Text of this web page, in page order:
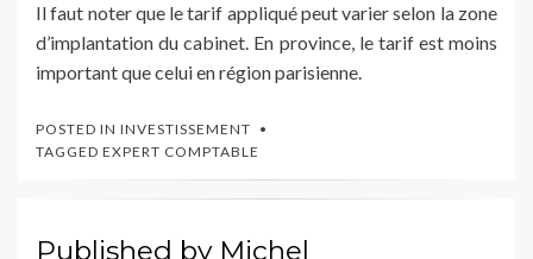
Il faut noter que le tarif appliqué peut varier selon la zone
d’implantation du cabinet. En province, le tarif est moins
important que celui en région parisienne.
POSTED IN INVESTISSEMENT
TAGGED EXPERT COMPTABLE
Published by Michel